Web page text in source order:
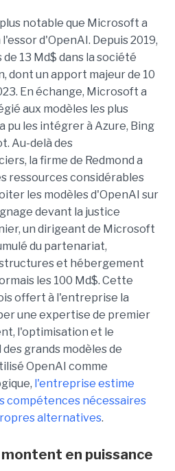
notable que Microsoft a
d'OpenAI. Depuis 2019,
13 Md$ dans la société
dont un apport majeur de 10
En échange, Microsoft a
aux modèles les plus
pu les intégrer à Azure, Bing
Au-delà des
la firme de Redmond a
ressources considérables
les modèles d'OpenAI sur
devant la justice
un dirigeant de Microsoft
du partenariat,
et hébergement
les 100 Md$. Cette
offert à l'entreprise la
une expertise de premier
l'optimisation et le
grands modèles de
OpenAI comme
l'entreprise estime
compétences nécessaires
alternatives.
en puissance